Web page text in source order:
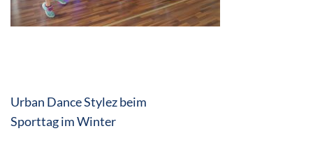
Beitragsnavigation
Urban Dance Stylez beim
Sporttag im Winter